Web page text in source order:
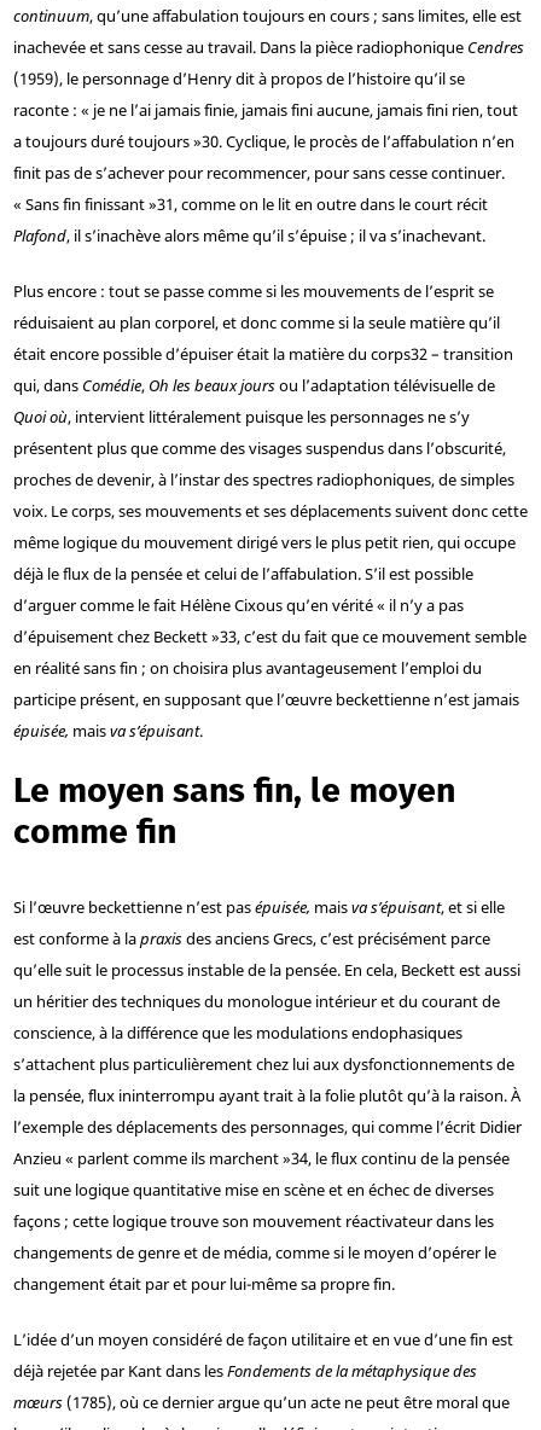
continuum, qu’une affabulation toujours en cours ; sans limites, elle est
inachevée et sans cesse au travail. Dans la pièce radiophonique Cendres
(1959), le personnage d’Henry dit à propos de l’histoire qu’il se
raconte : « je ne l’ai jamais finie, jamais fini aucune, jamais fini rien, tout
a toujours duré toujours »30. Cyclique, le procès de l’affabulation n’en
finit pas de s’achever pour recommencer, pour sans cesse continuer.
« Sans fin finissant »31, comme on le lit en outre dans le court récit
Plafond, il s’inachève alors même qu’il s’épuise ; il va s’inachevant.
Plus encore : tout se passe comme si les mouvements de l’esprit se
réduisaient au plan corporel, et donc comme si la seule matière qu’il
était encore possible d’épuiser était la matière du corps32– transition
qui, dans Comédie, Oh les beaux joursou l’adaptation télévisuelle de
Quoi où, intervient littéralement puisque les personnages ne s’y
présentent plus que comme des visages suspendus dans l’obscurité,
proches de devenir, à l’instar des spectres radiophoniques, de simples
voix. Le corps, ses mouvements et ses déplacements suivent donc cette
même logique du mouvement dirigé vers le plus petit rien, qui occupe
déjà le flux de la pensée et celui de l’affabulation. S’il est possible
d’arguer comme le fait Hélène Cixous qu’en vérité « il n’y a pas
d’épuisement chez Beckett »33, c’est du fait que ce mouvement semble
en réalité sans fin ; on choisira plus avantageusement l’emploi du
participe présent, en supposant que l’œuvre beckettienne n’est jamais
épuisée, maisva s’épuisant.
Le moyen sans fin, le moyen
comme fin
Si l’œuvre beckettienne n’est pasépuisée, maisva s’épuisant, et si elle
est conforme à lapraxisdes anciens Grecs, c’est précisément parce
qu’elle suit le processus instable de la pensée. En cela, Beckett est aussi
un héritier des techniques du monologue intérieur et du courant de
conscience, à la différence que les modulations endophasiques
s’attachent plus particulièrement chez lui aux dysfonctionnements de
la pensée, flux ininterrompu ayant trait à la folie plutôt qu’à la raison. À
l’exemple des déplacements des personnages, qui comme l’écrit Didier
Anzieu « parlent comme ils marchent »34, le flux continu de la pensée
suit une logique quantitative mise en scène et en échec de diverses
façons ; cette logique trouve son mouvement réactivateur dans les
changements de genre et de média, comme si le moyen d’opérer le
changement était par et pour lui-même sa propre fin.
L’idée d’un moyen considéré de façon utilitaire et en vue d’une fin est
déjà rejetée par Kant dans lesFondements de la métaphysique des
mœurs(1785), où ce dernier argue qu’un acte ne peut être moral que